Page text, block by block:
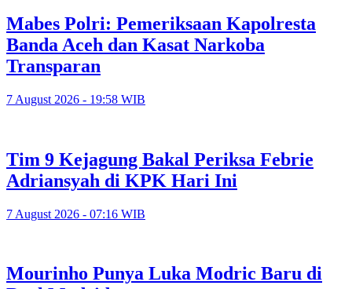
Mabes Polri: Pemeriksaan Kapolresta
Banda Aceh dan Kasat Narkoba
Transparan
7 August 2026 - 19:58 WIB
Tim 9 Kejagung Bakal Periksa Febrie
Adriansyah di KPK Hari Ini
7 August 2026 - 07:16 WIB
Mourinho Punya Luka Modric Baru di